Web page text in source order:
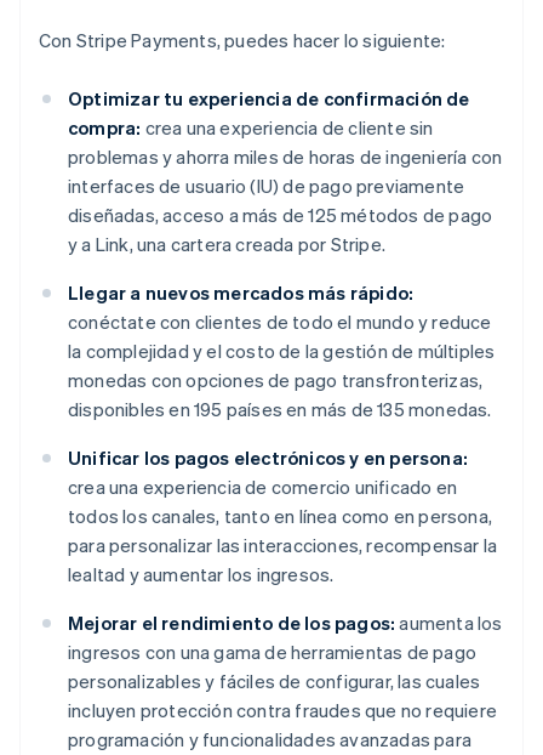
Con Stripe Payments, puedes hacer lo siguiente:
Optimizar tu experiencia de confirmación de
compra: crea una experiencia de cliente sin
problemas y ahorra miles de horas de ingeniería con
interfaces de usuario (IU) de pago previamente
diseñadas, acceso a más de 125 métodos de pago
y a Link, una cartera creada por Stripe.
Llegar a nuevos mercados más rápido:
conéctate con clientes de todo el mundo y reduce
la complejidad y el costo de la gestión de múltiples
monedas con opciones de pago transfronterizas,
disponibles en 195 países en más de 135 monedas.
Unificar los pagos electrónicos y en persona:
crea una experiencia de comercio unificado en
todos los canales, tanto en línea como en persona,
para personalizar las interacciones, recompensar la
lealtad y aumentar los ingresos.
Mejorar el rendimiento de los pagos: aumenta los
ingresos con una gama de herramientas de pago
personalizables y fáciles de configurar, las cuales
incluyen protección contra fraudes que no requiere
programación y funcionalidades avanzadas para